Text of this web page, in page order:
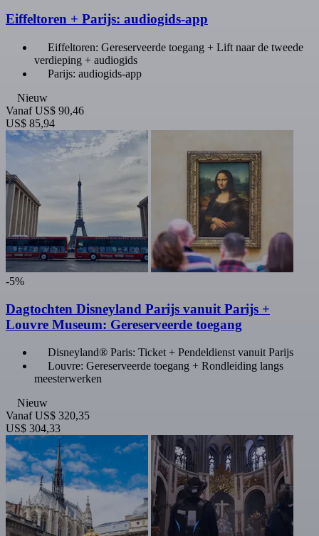
Eiffeltoren + Parijs: audiogids-app
Eiffeltoren: Gereserveerde toegang + Lift naar de tweede
verdieping + audiogids
Parijs: audiogids-app
Nieuw
Vanaf US$ 90,46
US$ 85,94
-5%
Dagtochten Disneyland Parijs vanuit Parijs +
Louvre Museum: Gereserveerde toegang
Disneyland® Paris: Ticket + Pendeldienst vanuit Parijs
Louvre: Gereserveerde toegang + Rondleiding langs
meesterwerken
Nieuw
Vanaf US$ 320,35
US$ 304,33